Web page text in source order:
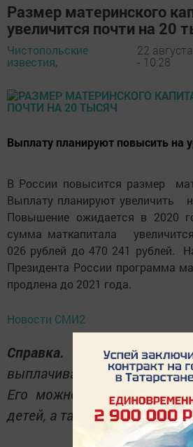
Размер материнского
увеличится почти на 20
Чистопольские
известия,
22
- 10:28
Выплату планируют повысить на
В России повысится размер
Выплату планируют увеличить
Повышение ожидается в 2020
сумма маткапитала
026 рублей до 470 241 рублей.
Президента России программа
продлена до 2021 года.
Новости СМИ2
Справка. Материнский
выплачивают семьям с
Его можно потратить на
детей, а также на пенсию